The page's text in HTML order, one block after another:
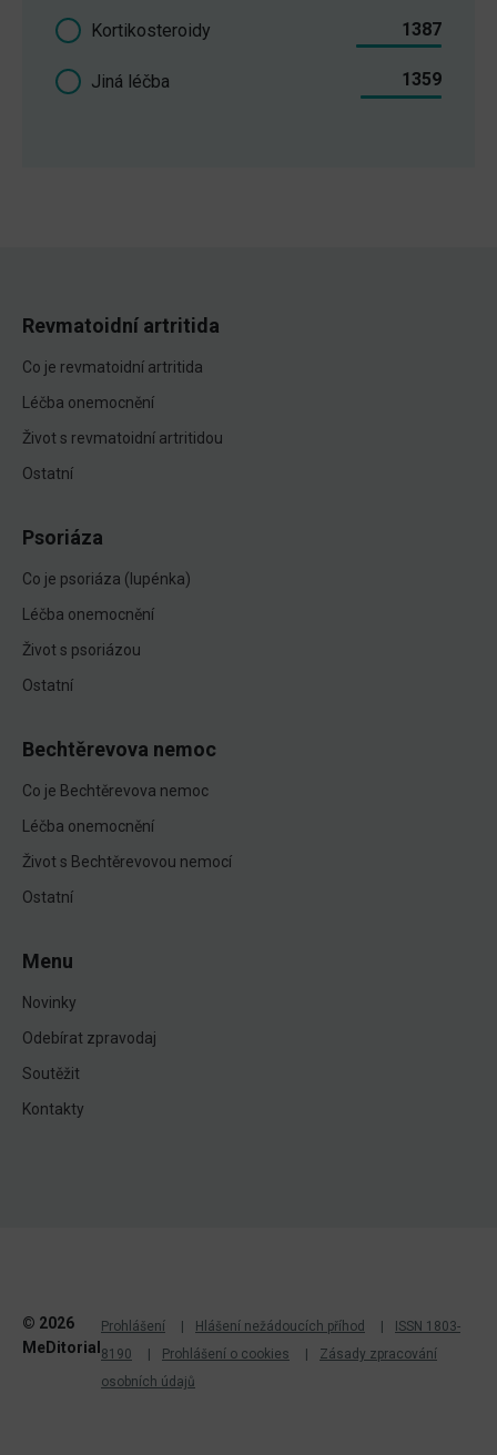
Kortikosteroidy 1387
Jiná léčba 1359
Revmatoidní artritida
Co je revmatoidní artritida
Léčba onemocnění
Život s revmatoidní artritidou
Ostatní
Psoriáza
Co je psoriáza (lupénka)
Léčba onemocnění
Život s psoriázou
Ostatní
Bechtěrevova nemoc
Co je Bechtěrevova nemoc
Léčba onemocnění
Život s Bechtěrevovou nemocí
Ostatní
Menu
Novinky
Odebírat zpravodaj
Soutěžit
Kontakty
© 2026
MeDitorial
Prohlášení Hlášení nežádoucích příhod
ISSN 1803-
8190
Prohlášení o cookies
Zásady zpracování
osobních údajů